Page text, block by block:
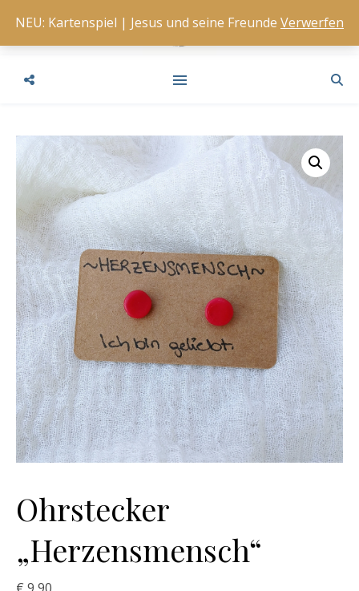
Ohrstecker
„Herzensmensch“
NEU: Kartenspiel | Jesus und seine Freunde Verwerfen